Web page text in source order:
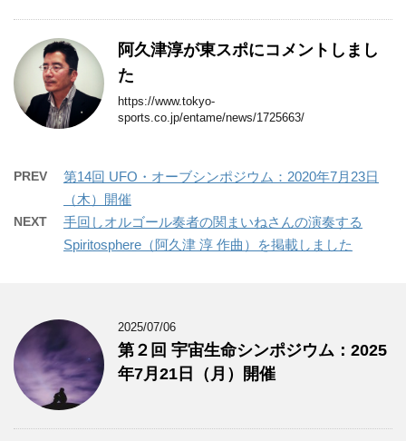
阿久津淳が東スポにコメントしまし
た
https://www.tokyo-
sports.co.jp/entame/news/1725663/
PREV
第14回 UFO・オーブシンポジウム：2020年7月23日
（木）開催
NEXT
手回しオルゴール奏者の関まいねさんの演奏する
Spiritosphere（阿久津 淳 作曲）を掲載しました
2025/07/06
第２回 宇宙生命シンポジウム：2025
年7月21日（月）開催